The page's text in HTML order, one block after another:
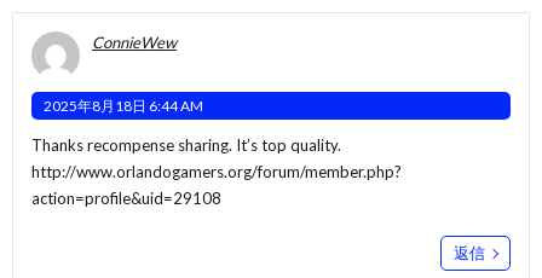
ConnieWew
2025年8月18日 6:44 AM
Thanks recompense sharing. It’s top quality.
http://www.orlandogamers.org/forum/member.php?
action=profile&uid=29108
返信